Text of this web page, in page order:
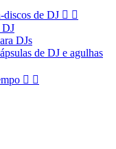
discos de DJ  
DJ
DJs
de DJ e agulhas
 